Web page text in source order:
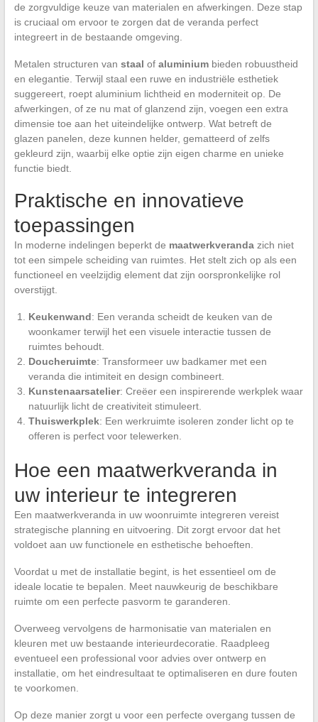
de zorgvuldige keuze van materialen en afwerkingen. Deze stap
is cruciaal om ervoor te zorgen dat de veranda perfect
integreert in de bestaande omgeving.
Metalen structuren van staal of aluminiumbieden robuustheid
en elegantie. Terwijl staal een ruwe en industriële esthetiek
suggereert, roept aluminium lichtheid en moderniteit op. De
afwerkingen, of ze nu mat of glanzend zijn, voegen een extra
dimensie toe aan het uiteindelijke ontwerp. Wat betreft de
glazen panelen, deze kunnen helder, gematteerd of zelfs
gekleurd zijn, waarbij elke optie zijn eigen charme en unieke
functie biedt.
Praktische en innovatieve
toepassingen
In moderne indelingen beperkt de maatwerkverandazich niet
tot een simpele scheiding van ruimtes. Het stelt zich op als een
functioneel en veelzijdig element dat zijn oorspronkelijke rol
overstijgt.
Keukenwand: Een veranda scheidt de keuken van de
woonkamer terwijl het een visuele interactie tussen de
ruimtes behoudt.
Doucheruimte: Transformeer uw badkamer met een
veranda die intimiteit en design combineert.
Kunstenaarsatelier: Creëer een inspirerende werkplek waar
natuurlijk licht de creativiteit stimuleert.
Thuiswerkplek: Een werkruimte isoleren zonder licht op te
offeren is perfect voor telewerken.
Hoe een maatwerkveranda in
uw interieur te integreren
Een maatwerkveranda in uw woonruimte integreren vereist
strategische planning en uitvoering. Dit zorgt ervoor dat het
voldoet aan uw functionele en esthetische behoeften.
Voordat u met de installatie begint, is het essentieel om de
ideale locatie te bepalen. Meet nauwkeurig de beschikbare
ruimte om een perfecte pasvorm te garanderen.
Overweeg vervolgens de harmonisatie van materialen en
kleuren met uw bestaande interieurdecoratie. Raadpleeg
eventueel een professional voor advies over ontwerp en
installatie, om het eindresultaat te optimaliseren en dure fouten
te voorkomen.
Op deze manier zorgt u voor een perfecte overgang tussen de